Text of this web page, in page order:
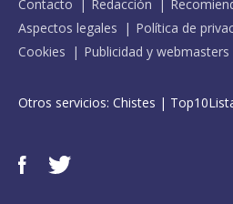
Contacto Redacción
Aspectos legales
Política de
Cookies
Publicidad y webmasters
Otros servicios: Chistes |